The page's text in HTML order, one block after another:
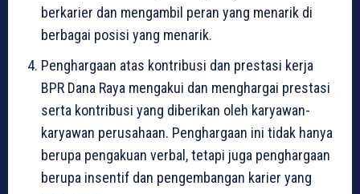
berkarier dan mengambil peran yang menarik di
berbagai posisi yang menarik.
Penghargaan atas kontribusi dan prestasi kerja
BPR Dana Raya mengakui dan menghargai prestasi
serta kontribusi yang diberikan oleh karyawan-
karyawan perusahaan. Penghargaan ini tidak hanya
berupa pengakuan verbal, tetapi juga penghargaan
berupa insentif dan pengembangan karier yang